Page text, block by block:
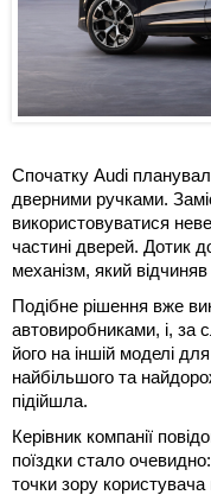
Спочатку Audi
дверними ручками.
використовуватися
частині дверей. Дотик
механізм, який
Подібне рішення вже
автовиробниками, і, за
його на іншій моделі
найбільшого та
підійшла.
Керівник компанії
поїздки стало
точки зору